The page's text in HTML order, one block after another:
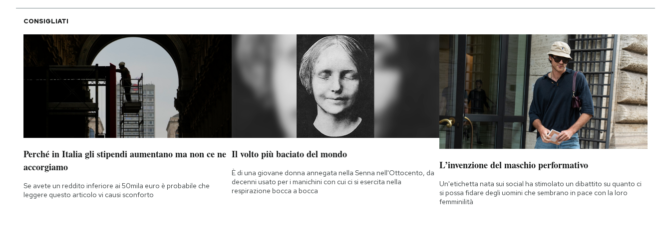
CONSIGLIATI
Perché in Italia gli stipendi aumentano ma non ce ne
accorgiamo
Se avete un reddito inferiore ai 50mila euro è probabile che
leggere questo articolo vi causi sconforto
Il volto più baciato del mondo
È di una giovane donna annegata nella Senna nell'Ottocento, da
decenni usato per i manichini con cui ci si esercita nella
respirazione bocca a bocca
L’invenzione del maschio performativo
Un'etichetta nata sui social ha stimolato un dibattito su quanto ci
si possa fidare degli uomini che sembrano in pace con la loro
femminilità